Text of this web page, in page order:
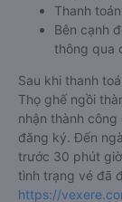
Thanh
Bên cạnh
thông qua
Sau khi thanh
Thọ ghế ngồi
nhận thành
đăng ký. Đến
trước 30 phút
tình trạng vé đã
https://